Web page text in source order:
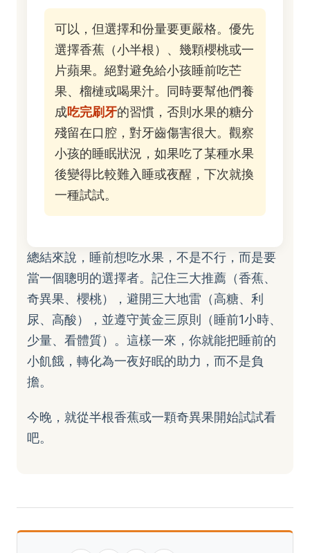
可以，但選擇和份量要更嚴格。優先
選擇香蕉（小半根）、幾顆櫻桃或一
片蘋果。絕對避免給小孩睡前吃芒
果、榴槤或喝果汁。同時要幫他們養
成吃完刷牙的習慣，否則水果的糖分
殘留在口腔，對牙齒傷害很大。觀察
小孩的睡眠狀況，如果吃了某種水果
後變得比較難入睡或夜醒，下次就換
一種試試。
總結來說，睡前想吃水果，不是不行，而是要
當一個聰明的選擇者。記住三大推薦（香蕉、
奇異果、櫻桃），避開三大地雷（高糖、利
尿、高酸），並遵守黃金三原則（睡前1小時、
少量、看體質）。這樣一來，你就能把睡前的
小飢餓，轉化為一夜好眠的助力，而不是負
擔。
今晚，就從半根香蕉或一顆奇異果開始試試看
吧。